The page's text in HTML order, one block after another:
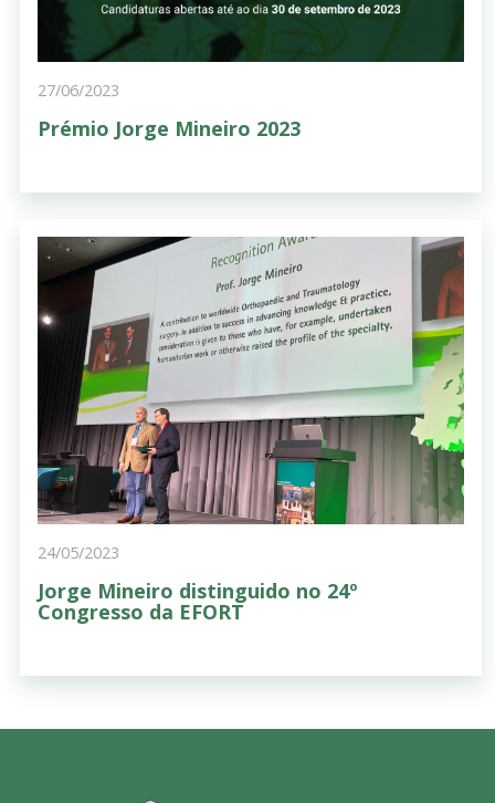
27/06/2023
Prémio Jorge Mineiro 2023
24/05/2023
Jorge Mineiro distinguido no 24º
Congresso da EFORT